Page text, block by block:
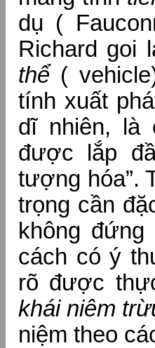
dụ (
Richard goi
thể(
tính xuất
dĩ nhiên, là
được lắp
tượng hóa”.
trọng cần
không đứng
cách có ý
rõ được
khái niêm
niệm theo